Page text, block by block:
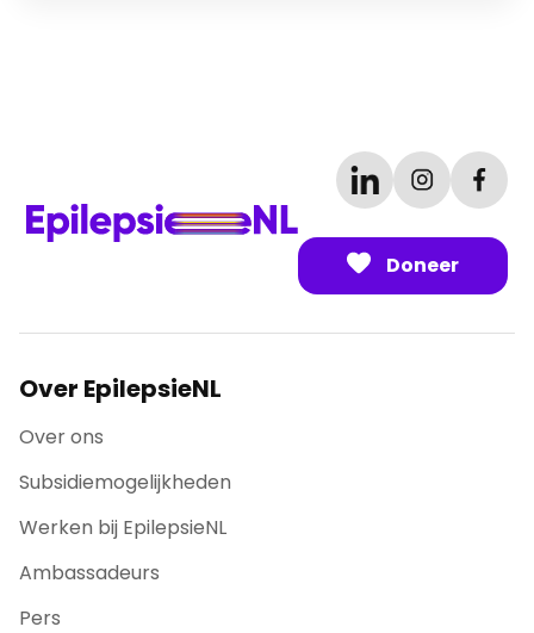
Doneer
Over EpilepsieNL
Over ons
Subsidiemogelijkheden
Werken bij EpilepsieNL
Ambassadeurs
Pers